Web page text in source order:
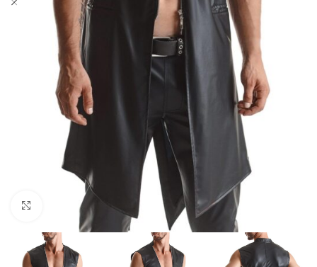
Click to enlarge